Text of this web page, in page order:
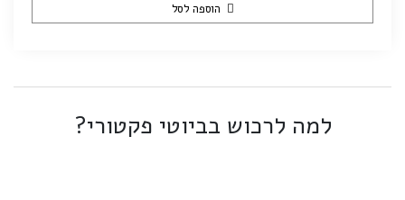
הוספה לסל
למה לרכוש בביוטי פקטורי?